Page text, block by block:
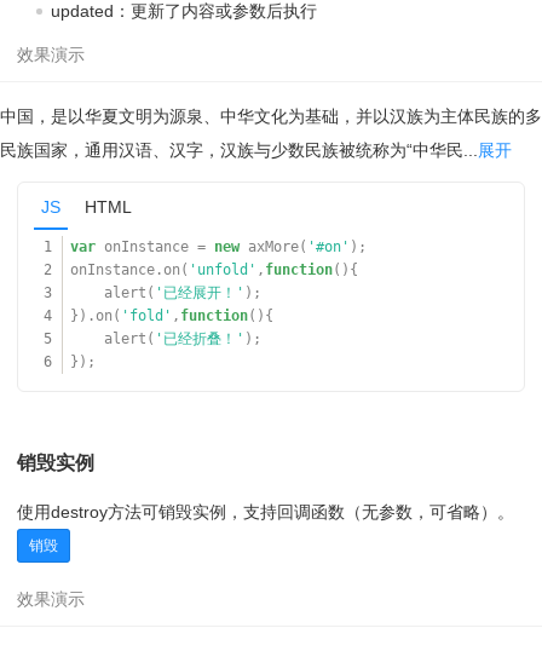
updated：更新了内容或参数后执行
中国，是以华夏文明为源泉、中华文化为基础，并以汉族为主体民族的多
民族国家，通用汉语、汉字，汉族与少数民族被统称为“中华民...展开
JS HTML
1 var onInstance = new axMore( '#on' );
2
onInstance.on( 'unfold' , function(){
3
alert( '已经展开！' );
4
}).on( 'fold' , function(){
5
alert( '已经折叠！' );
6
});
销毁实例
使用destroy方法可销毁实例，支持回调函数（无参数，可省略）。
销毁